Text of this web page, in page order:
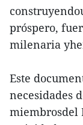
próspero,
milenaria
Este
necesidades
miembrosdel